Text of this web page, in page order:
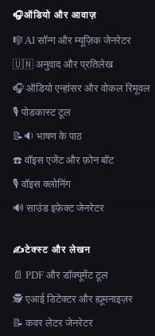
🎧ऑडियो और आवाज़
🎼 AI सॉन्ग और म्यूज़िक जेनरेटर
🇺🇳 अनुवाद और प्रतिलेख
🎧 ऑडियो एन्हांसर और वोकल रिमूवल
🎙️ पोडकास्ट टूल
📝🔉 भाषण के पाठ
☎️ वॉइस एजेंट और फ़ोन बॉट
🎙️ वॉइस क्लोनिंग
🔊 साउंड इफ़ेक्ट जेनरेटर
✍️टेक्स्ट और लेखन
📄 PDF और डॉक्यूमेंट टूल
🕵️ एआई डिटेक्टर और ह्यूमनाइज़र
📝 कवर लेटर जेनरेटर